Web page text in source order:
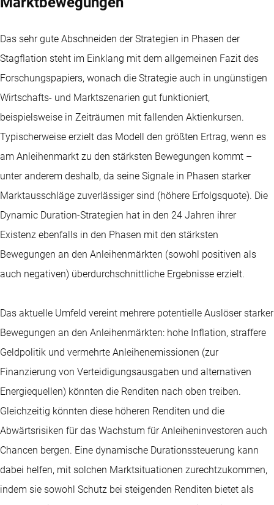
Das sehr gute Abschneiden der Strategien in Phasen der
Stagflation steht im Einklang mit dem allgemeinen Fazit des
Forschungspapiers, wonach die Strategie auch in ungünstigen
Wirtschafts- und Marktszenarien gut funktioniert,
beispielsweise in Zeiträumen mit fallenden Aktienkursen.
Typischerweise erzielt das Modell den größten Ertrag, wenn es
am Anleihenmarkt zu den stärksten Bewegungen kommt –
unter anderem deshalb, da seine Signale in Phasen starker
Marktausschläge zuverlässiger sind (höhere Erfolgsquote). Die
Dynamic Duration-Strategien hat in den 24 Jahren ihrer
Existenz ebenfalls in den Phasen mit den stärksten
Bewegungen an den Anleihenmärkten (sowohl positiven als
auch negativen) überdurchschnittliche Ergebnisse erzielt.
Das aktuelle Umfeld vereint mehrere potentielle Auslöser starker
Bewegungen an den Anleihenmärkten: hohe Inflation, straffere
Geldpolitik und vermehrte Anleihenemissionen (zur
Finanzierung von Verteidigungsausgaben und alternativen
Energiequellen) könnten die Renditen nach oben treiben.
Gleichzeitig könnten diese höheren Renditen und die
Abwärtsrisiken für das Wachstum für Anleiheninvestoren auch
Chancen bergen. Eine dynamische Durationssteuerung kann
dabei helfen, mit solchen Marktsituationen zurechtzukommen,
indem sie sowohl Schutz bei steigenden Renditen bietet als